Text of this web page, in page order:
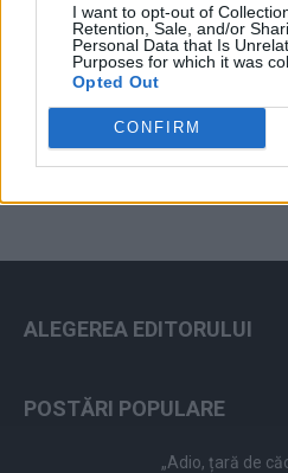
I want to opt-out of
Retention, Sale, and/or
Personal Data that Is
Purposes for which it was
Opted Out
CONFIRM
ALEGEREA EDITORULUI
POSTĂRI POPULARE
„Adio, țară de